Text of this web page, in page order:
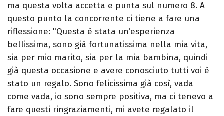
ma questa volta accetta e punta sul numero 8. A
questo punto la concorrente ci tiene a fare una
riflessione: "Questa è stata un’esperienza
bellissima, sono già fortunatissima nella mia vita,
sia per mio marito, sia per la mia bambina, quindi
già questa occasione e avere conosciuto tutti voi è
stato un regalo. Sono felicissima già così, vada
come vada, io sono sempre positiva, ma ci tenevo a
fare questi ringraziamenti, mi avete regalato il